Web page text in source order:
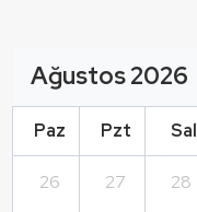
Ağustos 2026
Paz Pzt Sal
26 27 28